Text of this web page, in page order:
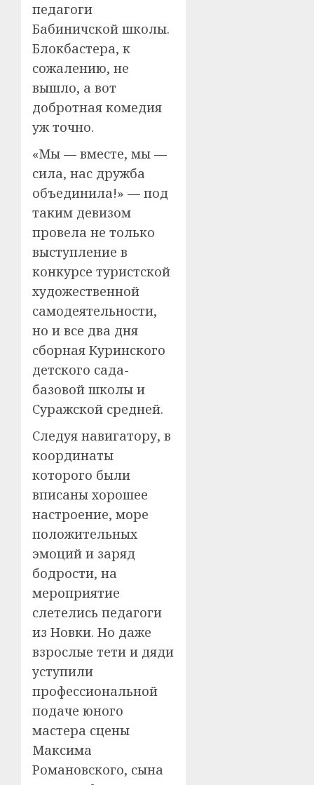
педагоги
Бабиничской школы.
Блокбастера, к
сожалению, не
вышло, а вот
добротная комедия
уж точно.
«Мы — вместе, мы —
сила, нас дружба
объединила!» — под
таким девизом
провела не только
выступление в
конкурсе туристской
художественной
самодеятельности,
но и все два дня
сборная Куринского
детского сада-
базовой школы и
Суражской средней.
Следуя навигатору, в
координаты
которого были
вписаны хорошее
настроение, море
положительных
эмоций и заряд
бодрости, на
мероприятие
слетелись педагоги
из Новки. Но даже
взрослые тети и дяди
уступили
профессиональной
подаче юного
мастера сцены
Максима
Романовского, сына